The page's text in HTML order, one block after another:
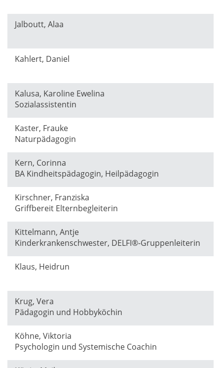
Jalboutt, Alaa
Kahlert, Daniel
Kalusa, Karoline Ewelina
Sozialassistentin
Kaster, Frauke
Naturpädagogin
Kern, Corinna
BA Kindheitspädagogin, Heilpädagogin
Kirschner, Franziska
Griffbereit Elternbegleiterin
Kittelmann, Antje
Kinderkrankenschwester, DELFI®-Gruppenleiterin
Klaus, Heidrun
Krug, Vera
Pädagogin und Hobbyköchin
Köhne, Viktoria
Psychologin und Systemische Coachin